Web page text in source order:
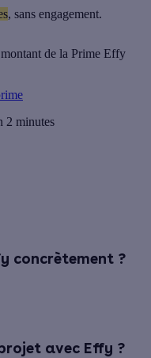
, sans engagement.
de la Prime Effy
2 minutes
concrètement ?
avec Effy ?